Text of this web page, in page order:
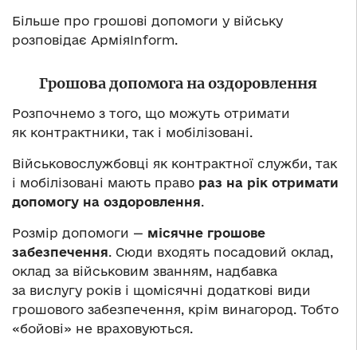
Більше про грошові допомоги у війську
розповідає АрміяInform.
Грошова допомога на оздоровлення
Розпочнемо з того, що можуть отримати
як контрактники, так і мобілізовані.
Військовослужбовці як контрактної служби, так
і мобілізовані мають право раз на рік отримати
допомогу на оздоровлення.
Розмір допомоги — місячне грошове
забезпечення. Сюди входять посадовий оклад,
оклад за військовим званням, надбавка
за вислугу років і щомісячні додаткові види
грошового забезпечення, крім винагород. Тобто
«бойові» не враховуються.